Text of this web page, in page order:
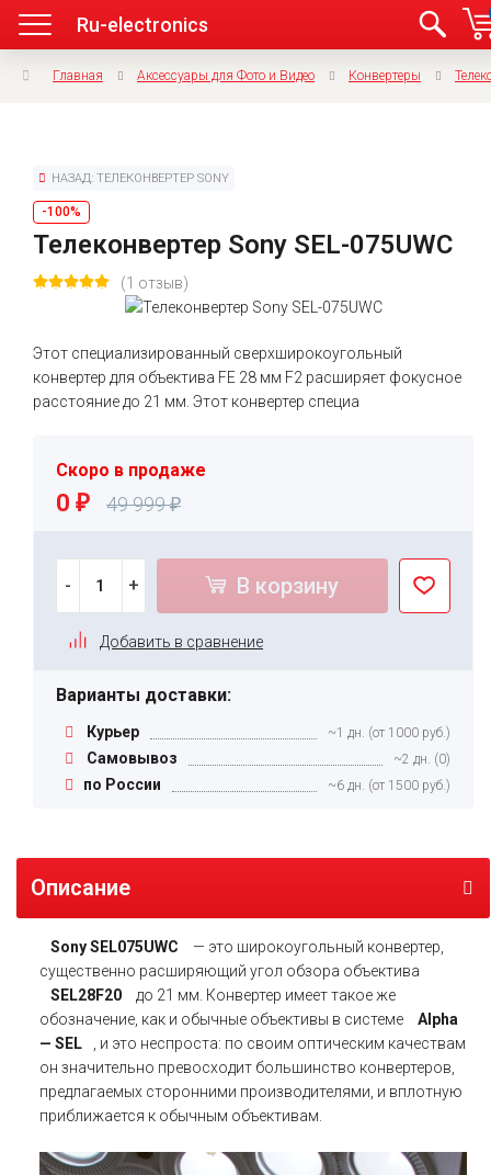
Ru-electronics
Главная Аксессуары для Фото и Видео Конвертеры
НАЗАД: ТЕЛЕКОНВЕРТЕР SONY
-100%
Телеконвертер Sony SEL-075UWC
(1 отзыв)
Этот специализированный сверхширокоугольный
конвертер для объектива FE 28 мм F2 расширяет фокусное
расстояние до 21 мм. Этот конвертер специа
Скоро в продаже
0 ₽ 49 999₽
- + В корзину
Добавить в сравнение
Варианты доставки:
Курьер ~1 дн. (от 1000 руб.)
Самовывоз ~2 дн. (0)
по России ~6 дн. (от 1500 руб.)
Описание
Sony SEL075UWC
— это широкоугольный конвертер,
существенно расширяющий угол обзора объектива
SEL28F20
до 21 мм. Конвертер имеет такое же
обозначение, как и обычные объективы в системе
Alpha
— SEL
, и это неспроста: по своим оптическим качествам
он значительно превосходит большинство конвертеров,
предлагаемых сторонними производителями, и вплотную
приближается к обычным объективам.